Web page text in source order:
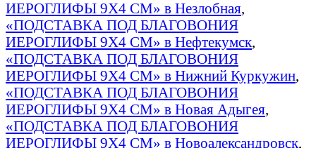
ИЕРОГЛИФЫ 9Х4 СМ» в Незлобная,
«ПОДСТАВКА ПОД БЛАГОВОНИЯ
ИЕРОГЛИФЫ 9Х4 СМ» в Нефтекумск,
«ПОДСТАВКА ПОД БЛАГОВОНИЯ
ИЕРОГЛИФЫ 9Х4 СМ» в Нижний Куркужин,
«ПОДСТАВКА ПОД БЛАГОВОНИЯ
ИЕРОГЛИФЫ 9Х4 СМ» в Новая Адыгея,
«ПОДСТАВКА ПОД БЛАГОВОНИЯ
ИЕРОГЛИФЫ 9Х4 СМ» в Новоалександровск,